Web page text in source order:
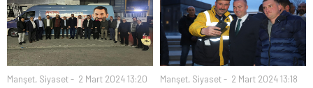
Manşet, Siyaset 2 Mart 2024 13:20 Manşet, Siyaset 2 Mart 2024 13:18